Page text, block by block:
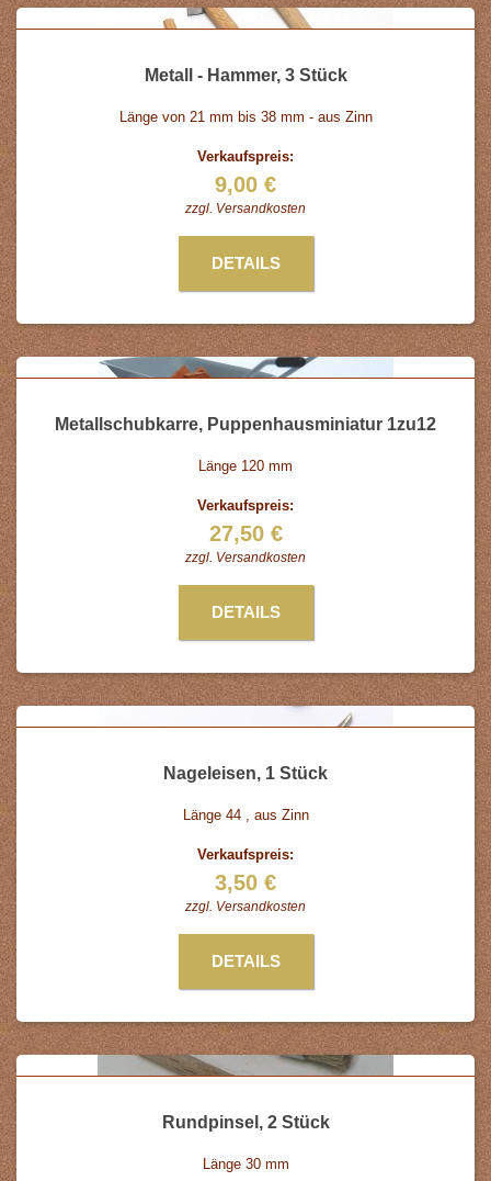
Metall - Hammer, 3 Stück
Länge von 21 mm bis 38 mm - aus Zinn
Verkaufspreis:
9,00 €
zzgl. Versandkosten
DETAILS
Metallschubkarre, Puppenhausminiatur 1zu12
Länge 120 mm
Verkaufspreis:
27,50 €
zzgl. Versandkosten
DETAILS
Nageleisen, 1 Stück
Länge 44 , aus Zinn
Verkaufspreis:
3,50 €
zzgl. Versandkosten
DETAILS
Rundpinsel, 2 Stück
Länge 30 mm